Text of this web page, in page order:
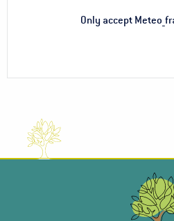
Only accept